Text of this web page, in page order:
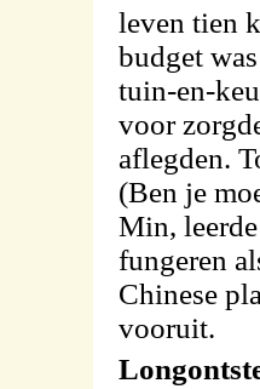
leven tien
budget
tuin-en-
voor
aflegden.
(Ben je
Min,
fungeren
Chinese
vooruit.